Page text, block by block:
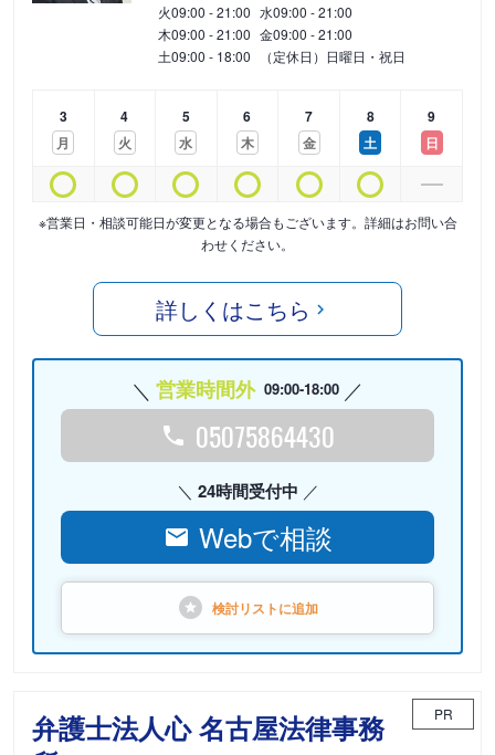
火09:00 - 21:00 水09:00 - 21:00
木09:00 - 21:00 金09:00 - 21:00
土09:00 - 18:00 （定休日）日曜日・祝日
3
月
4
火
5
水
6
木
7
金
8
土
9
日
※営業日・相談可能日が変更となる場合もございます。詳細はお問い合
わせください。
詳しくはこちら
営業時間外 09:00-18:00
05075864430
24時間受付中
Webで相談
検討リストに追加
弁護士法人心 名古屋法律事務
PR